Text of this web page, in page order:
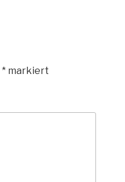
* markiert